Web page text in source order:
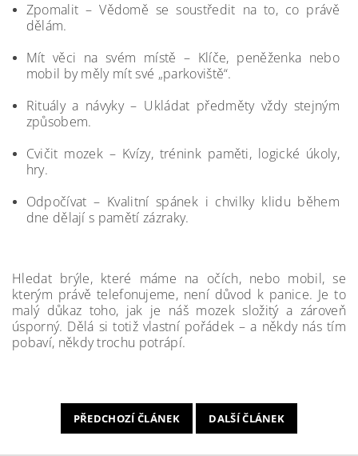
Zpomalit – Vědomě se soustředit na to, co právě
dělám.
Mít věci na svém místě – Klíče, peněženka nebo
mobil by měly mít své „parkoviště“.
Rituály a návyky – Ukládat předměty vždy stejným
způsobem.
Cvičit mozek – Kvízy, trénink paměti, logické úkoly,
hry.
Odpočívat – Kvalitní spánek i chvilky klidu během
dne dělají s pamětí zázraky.
Hledat brýle, které máme na očích, nebo mobil, se
kterým právě telefonujeme, není důvod k panice. Je to
malý důkaz toho, jak je náš mozek složitý a zároveň
úsporný. Dělá si totiž vlastní pořádek – a někdy nás tím
pobaví, někdy trochu potrápí.
PŘEDCHOZÍ ČLÁNEK DALŠÍ ČLÁNEK